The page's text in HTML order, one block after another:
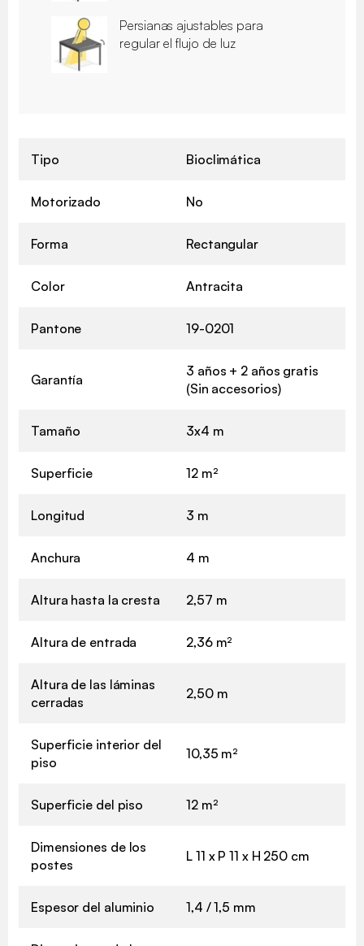
Persianas ajustables para
regular el flujo de luz
Tipo Bioclimática
Motorizado No
Forma Rectangular
Color Antracita
Pantone 19-0201
Garantía
3 años + 2 años gratis
(Sin accesorios)
Tamaño 3x4 m
Superficie 12 m²
Longitud 3 m
Anchura 4 m
Altura hasta la cresta 2,57 m
Altura de entrada 2,36 m²
Altura de las láminas
cerradas
2,50 m
Superficie interior del
piso
10,35 m²
Superficie del piso 12 m²
Dimensiones de los
postes
L 11 x P 11 x H 250 cm
Espesor del aluminio 1,4 / 1,5 mm